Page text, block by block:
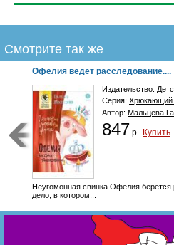
Смотрите так же
Русские сказки. Баба-яга,
Издательство:
Серия: Дом сказок
770
Русские народные сказки - жемчужина
Книга...